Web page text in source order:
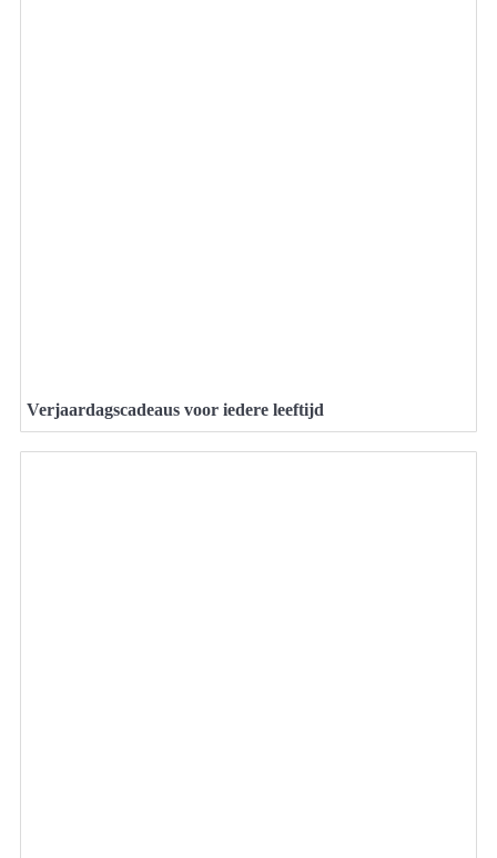
Verjaardagscadeaus voor iedere leeftijd